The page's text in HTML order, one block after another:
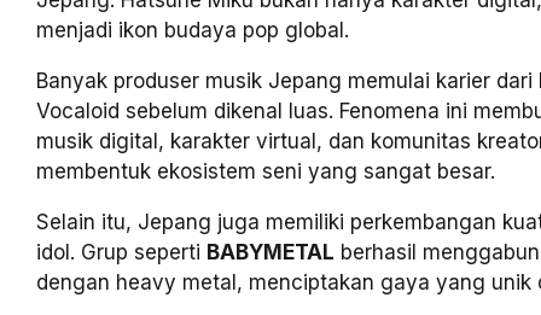
menjadi ikon budaya pop global.
Banyak produser musik Jepang memulai karier dari
Vocaloid sebelum dikenal luas. Fenomena ini
musik digital, karakter virtual, dan komunitas
membentuk ekosistem seni yang sangat besar.
Selain itu, Jepang juga memiliki perkembangan
idol. Grup seperti BABYMETAL berhasil
dengan heavy metal, menciptakan gaya yang unik